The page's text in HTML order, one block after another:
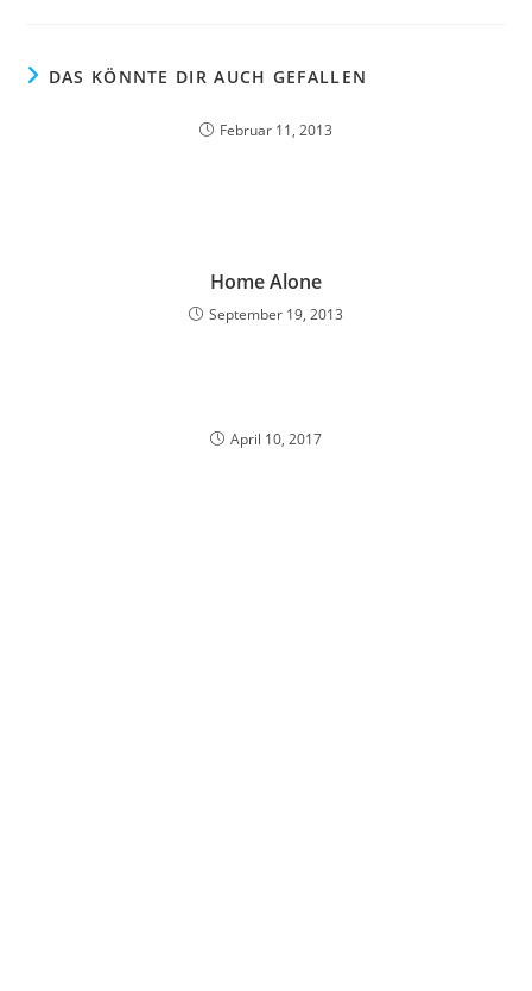
DAS KÖNNTE DIR AUCH GEFALLEN
Februar 11, 2013
Home Alone
September 19, 2013
April 10, 2017